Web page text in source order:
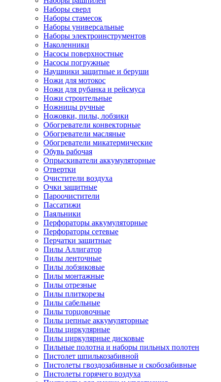
Наборы сверл
Наборы стамесок
Наборы универсальные
Наборы электроинструментов
Наколенники
Насосы поверхностные
Насосы погружные
Наушники защитные и беруши
Ножи для мотокос
Ножи для рубанка и рейсмуса
Ножи строительные
Ножницы ручные
Ножовки, пилы, лобзики
Обогреватели конвекторные
Обогреватели масляные
Обогреватели микатермические
Обувь рабочая
Опрыскиватели аккумуляторные
Отвертки
Очистители воздуха
Очки защитные
Пароочистители
Пассатижи
Паяльники
Перфораторы аккумуляторные
Перфораторы сетевые
Перчатки защитные
Пилы Аллигатор
Пилы ленточные
Пилы лобзиковые
Пилы монтажные
Пилы отрезные
Пилы плиткорезы
Пилы сабельные
Пилы торцовочные
Пилы цепные аккумуляторные
Пилы циркулярные
Пилы циркулярные дисковые
Пильные полотна и наборы пильных полотен
Пистолет шпилькозабивной
Пистолеты гвоздозабивные и скобозабивные
Пистолеты горячего воздуха